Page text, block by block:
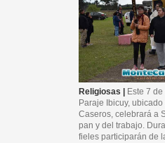
Religiosas |
Este 7
Paraje Ibicuy,
Caseros, celebrará a
pan y del trabajo.
fieles participarán de